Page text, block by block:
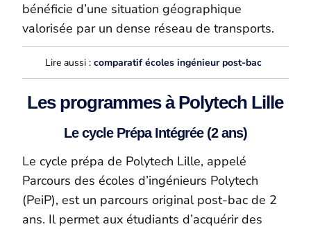
bénéficie d’une situation géographique
valorisée par un dense réseau de transports.
Lire aussi :comparatif écoles ingénieur post-bac
Les programmes à Polytech Lille
Le cycle Prépa Intégrée (2 ans)
Le cycle prépa de Polytech Lille, appelé
Parcours des écoles d’ingénieurs Polytech
(PeiP), est un parcours original post-bac de 2
ans. Il permet aux étudiants d’acquérir des